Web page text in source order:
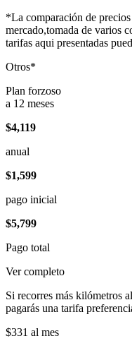
*La comparación de
mercado,tomada de varios
tarifas aqui presentadas
Otros*
Plan forzoso
a 12 meses
$4,119
anual
$1,599
pago inicial
$5,799
Pago total
Ver completo
Si recorres más kilómetros
pagarás una tarifa
$331 al mes